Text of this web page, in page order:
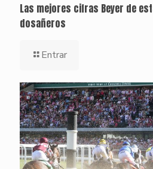
Las mejores cifras Beyer de
dosañeros
Entrar